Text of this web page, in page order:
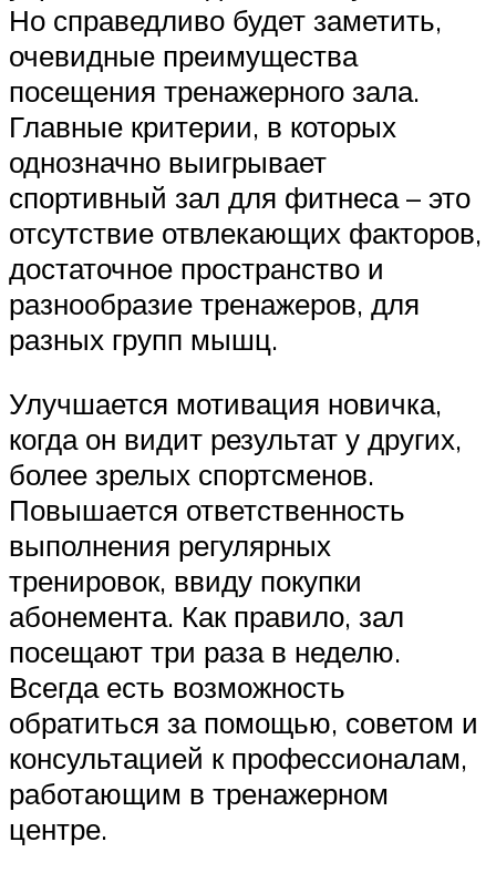
Но справедливо будет заметить,
очевидные преимущества
посещения тренажерного зала.
Главные критерии, в которых
однозначно выигрывает
спортивный зал для фитнеса – это
отсутствие отвлекающих факторов,
достаточное пространство и
разнообразие тренажеров, для
разных групп мышц.
Улучшается мотивация новичка,
когда он видит результат у других,
более зрелых спортсменов.
Повышается ответственность
выполнения регулярных
тренировок, ввиду покупки
абонемента. Как правило, зал
посещают три раза в неделю.
Всегда есть возможность
обратиться за помощью, советом и
консультацией к профессионалам,
работающим в тренажерном
центре.